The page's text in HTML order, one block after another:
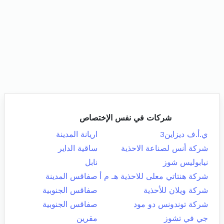
شركات في نفس الإختصاص
ي.أ.ف ديزاين3
اريانة المدينة
شركة أنس لصناعة الاحذية
ساقية الداير
نيابوليس شوز
نابل
شركة هنتاتي معلى للاحذية هـ م أ
صفاقس المدينة
شركة ويلان للأحذية
صفاقس الجنوبية
شركة توندونس دو مود
صفاقس الجنوبية
جي في تشوز
مقرين